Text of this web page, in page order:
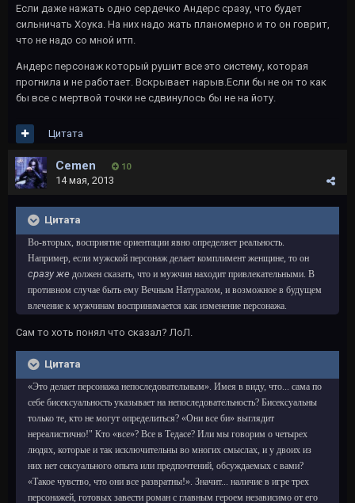
Если даже нажать одно сердечко Андерс сразу, что будет
сильничать Хоука. На них надо жать планомерно и то он говрит,
что не надо со мной итп.
Андерс персонаж который рушит все это систему, которая
прогнила и не работает. Вскрывает нарыв.Если бы не он то как
бы все с мертвой точки не сдвинулось бы не на йоту.
Цитата
Cemen 10
14 мая, 2013
Цитата
Во-вторых, восприятие ориентации явно определяет реальность.
Например, если мужской персонаж делает комплимент женщине, то он
сразу же должен сказать, что и мужчин находит привлекательными. В
противном случае быть ему Вечным Натуралом, и возможное в будущем
влечение к мужчинам воспринимается как изменение персонажа.
Сам то хоть понял что сказал? ЛоЛ.
Цитата
«Это делает персонажа непоследовательным». Имея в виду, что... сама по
себе бисексуальность указывает на непоследовательность? Бисексуальны
только те, кто не могут определиться? «Они все би» выглядит
нереалистично!" Кто «все»? Все в Тедасе? Или мы говорим о четырех
людях, которые и так исключительны во многих смыслах, и у двоих из
них нет сексуального опыта или предпочтений, обсуждаемых с вами?
«Такое чувство, что они все развратны!». Значит... наличие в игре трех
персонажей, готовых завести роман с главным героем независимо от его